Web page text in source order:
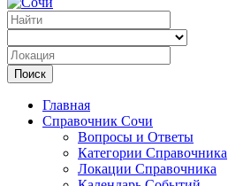
Сочи
Поиск
Главная
Справочник Сочи
Вопросы и Ответы
Категории Справочника
Локации Справочника